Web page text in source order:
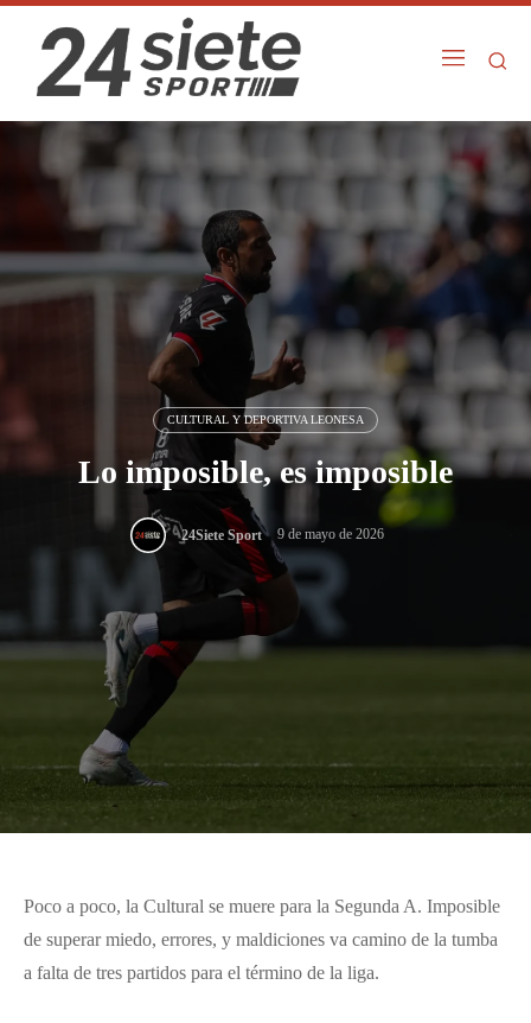
CULTURAL Y DEPORTIVA LEONESA
Lo imposible, es imposible
24Siete Sport 9 de mayo de 2026
Poco a poco, la Cultural se muere para la Segunda A. Imposible
de superar miedo, errores, y maldiciones va camino de la tumba
a falta de tres partidos para el término de la liga.